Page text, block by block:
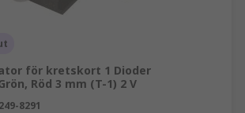
för kretskort 1 Dioder
Röd 3 mm (T-1) 2 V
249-8291